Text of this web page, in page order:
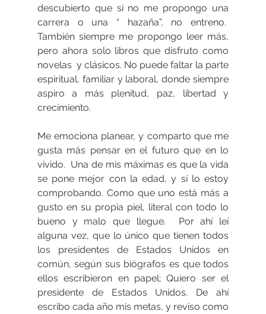
descubierto que si no me propongo una
carrera o una “ hazaña”, no entreno.
También siempre me propongo leer más,
pero ahora solo libros que disfruto como
novelas  y clásicos. No puede faltar la parte
espiritual, familiar y laboral, donde siempre
aspiro a más plenitud, paz, libertad y
crecimiento.
Me emociona planear, y comparto que me
gusta más pensar en el futuro que en lo
vivido.  Una de mis máximas es que la vida
se pone mejor con la edad, y sí lo estoy
comprobando. Como que uno está más a
gusto en su propia piel, literal con todo lo
bueno y malo que llegue.  Por ahí leí
alguna vez, que lo único que tienen todos
los presidentes de Estados Unidos en
común, según sus biógrafos es que todos
ellos escribieron en papel; Quiero ser el
presidente de Estados Unidos. De ahí
escribo cada año mis metas, y reviso como